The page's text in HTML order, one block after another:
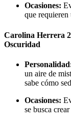
Ocasiones:
que requieren
Carolina Herrera
Oscuridad
un aire de
sabe cómo
Ocasiones:
se busca